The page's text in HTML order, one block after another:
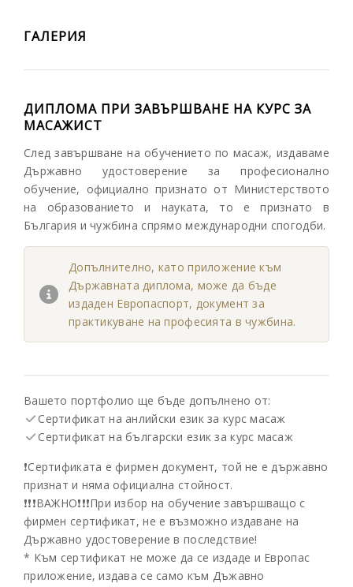
ГАЛЕРИЯ
ДИПЛОМА ПРИ ЗАВЪРШВАНЕ НА КУРС ЗА
МАСАЖИСТ
След завършване на обучението по масаж, издаваме
Държавно удостоверение за професионално
обучение, официално признато от Министерството
на образованието и науката, то е признато в
България и чужбина спрямо международни спогодби.
Допълнително, като приложение към
Държавната диплома, може да бъде
издаден Европаспорт, документ за
практикуване на професията в чужбина.
Вашето портфолио ще бъде допълнено от:
Сертификат на анлийски език за курс масаж
Сертификат на български език за курс масаж
❗️Сертификата е фирмен документ, той не е държавно
признат и няма официална стойност.
❗️❗️❗️ВАЖНО❗️❗️❗️При избор на обучение завършващо с
фирмен сертификат, не е възможно издаване на
Държавно удостоверение в последствие!
* Към сертификат не може да се издаде и Европас
приложение, издава се само към Дъжавно